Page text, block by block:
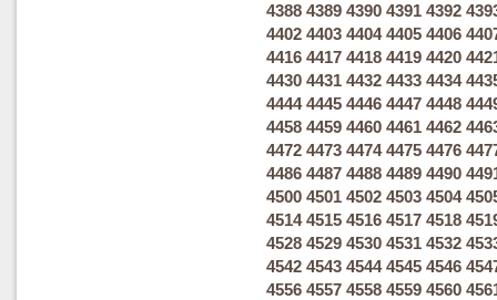
4388 4389 4390 4391 4392
4402 4403 4404 4405 4406
4416 4417 4418 4419 4420
4430 4431 4432 4433 4434
4444 4445 4446 4447 4448
4458 4459 4460 4461 4462
4472 4473 4474 4475 4476
4486 4487 4488 4489 4490
4500 4501 4502 4503 4504
4514 4515 4516 4517 4518
4528 4529 4530 4531 4532
4542 4543 4544 4545 4546
4556 4557 4558 4559 4560